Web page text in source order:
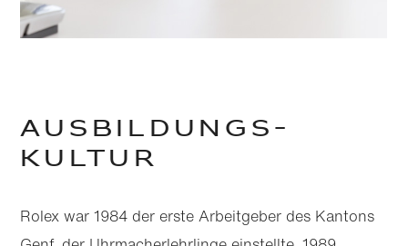
Ausbildungs­­
kultur
Rolex war 1984 der erste Arbeitgeber des Kantons